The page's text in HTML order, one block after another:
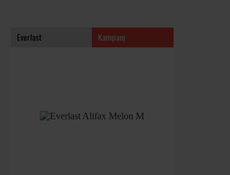
Everlast Kampanj